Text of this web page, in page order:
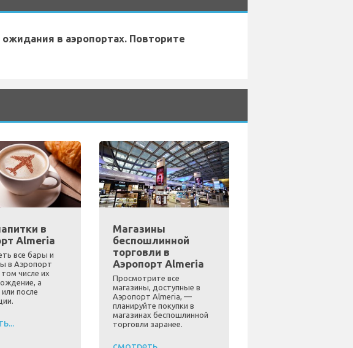
в аэропортах. Повторите
в
Almeria
все бары и
в Аэропорт
числе их
а
после
Магазины
беспошлинной
торговли в
Аэропорт Almeria
Просмотрите все
магазины, доступные в
Аэропорт Almeria, —
планируйте покупки в
магазинах беспошлинной
торговли заранее.